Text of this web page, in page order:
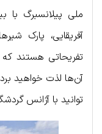
ملی پیلانسبرگ با
آفریقایی، پارک
تفریحاتی هستند
آن‌ها لذت خواهید برد.
توانید با آژانس